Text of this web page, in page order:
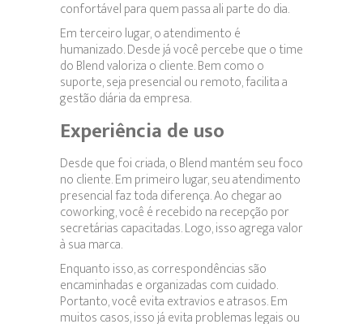
confortável para quem passa ali parte do dia.
Em terceiro lugar, o atendimento é
humanizado. Desde já você percebe que o time
do Blend valoriza o cliente. Bem como o
suporte, seja presencial ou remoto, facilita a
gestão diária da empresa.
Experiência de uso
Desde que foi criada, o Blend mantém seu foco
no cliente. Em primeiro lugar, seu atendimento
presencial faz toda diferença. Ao chegar ao
coworking, você é recebido na recepção por
secretárias capacitadas. Logo, isso agrega valor
à sua marca.
Enquanto isso, as correspondências são
encaminhadas e organizadas com cuidado.
Portanto, você evita extravios e atrasos. Em
muitos casos, isso já evita problemas legais ou